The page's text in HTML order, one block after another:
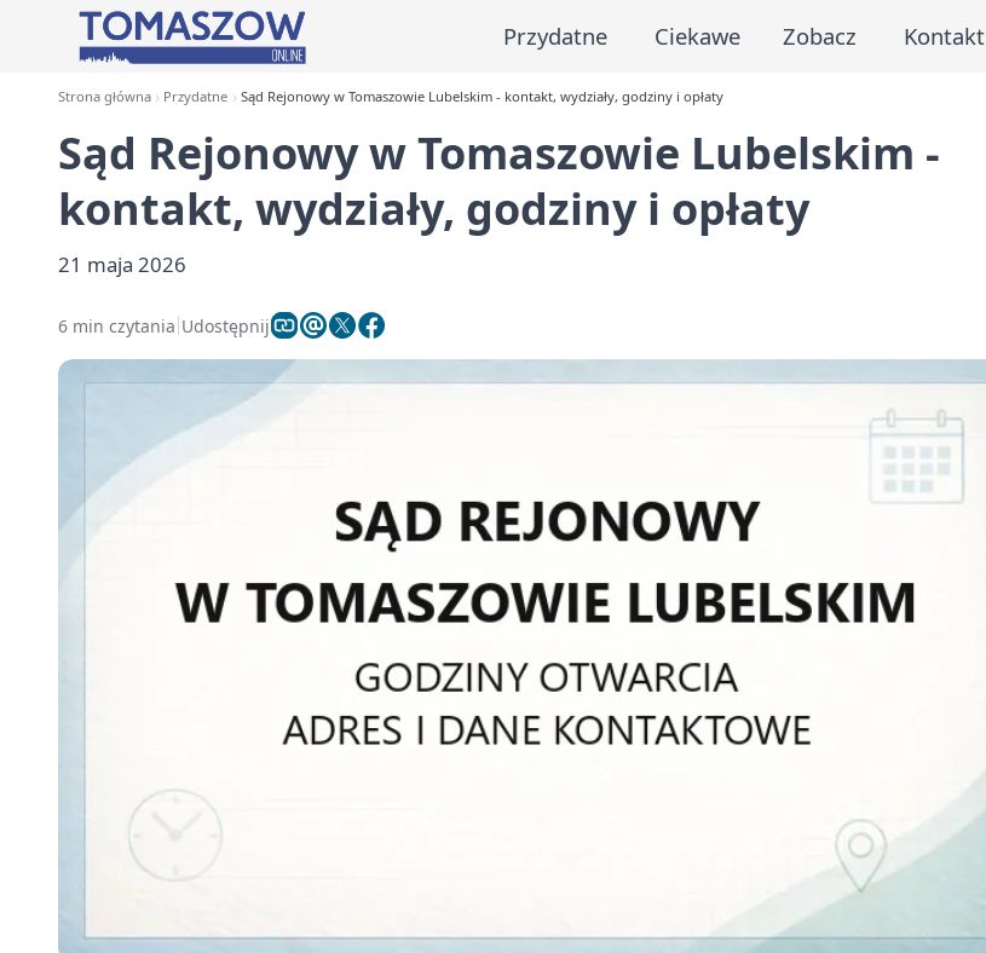
Przydatne Ciekawe Zobacz Kontakt
Strona główna Przydatne Sąd Rejonowy w Tomaszowie Lubelskim - kontakt, wydziały, godziny i opłaty
Sąd Rejonowy w Tomaszowie Lubelskim -
kontakt, wydziały, godziny i opłaty
21 maja 2026
6 min czytania Udostępnij